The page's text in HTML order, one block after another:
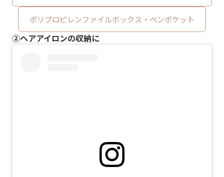
ポリプロピレンファイルボックス・ペンポケット
②ヘアアイロンの収納に